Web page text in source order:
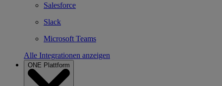
Salesforce
Slack
Microsoft Teams
Alle Integrationen anzeigen
ONE Plattform